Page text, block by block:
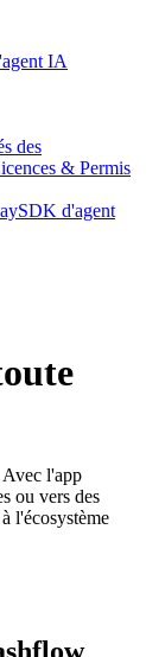
IA
des
& Permis
SDK d'agent
Avec l'app
ou vers des
l'écosystème